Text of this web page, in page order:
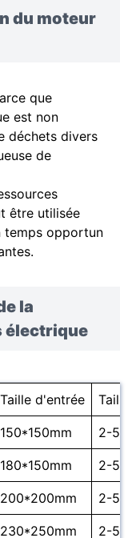
du moteur
que
est non
déchets divers
de
être utilisée
temps opportun
la
électrique
Taille d'entrée Taille
150*150mm 2-5
180*150mm 2-5
200*200mm 2-5
230*250mm 2-5